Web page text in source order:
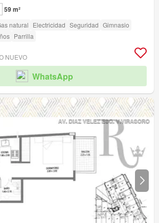
59 m²
natural Electricidad Seguridad Gimnasio
Parrilla
NUEVO
WhatsApp